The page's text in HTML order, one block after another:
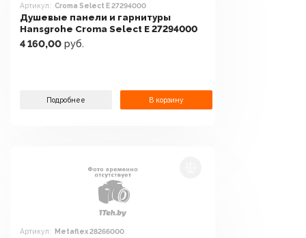
Артикул: Croma Select E 27294000
Душевые панели и гарнитуры
Hansgrohe Croma Select E 27294000
4 160,00 руб.
Подробнее В корзину
Артикул: Metaflex 28266000